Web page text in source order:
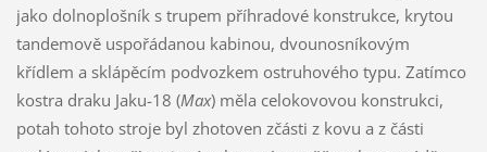
jako dolnoplošník s trupem příhradové konstrukce, krytou
tandemově uspořádanou kabinou, dvounosníkovým
křídlem a sklápěcím podvozkem ostruhového typu. Zatímco
kostra draku Jaku-18 (Max) měla celokovovou konstrukci,
potah tohoto stroje byl zhotoven zčásti z kovu a z části